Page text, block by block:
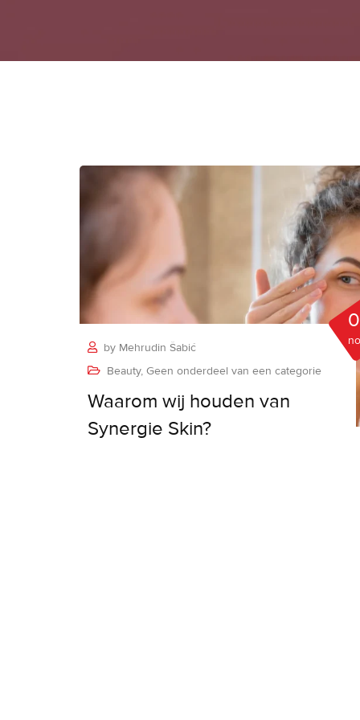
by Mehrudin Šabić
Beauty, Geen onderdeel van een categorie
Waarom wij houden van
Synergie Skin?